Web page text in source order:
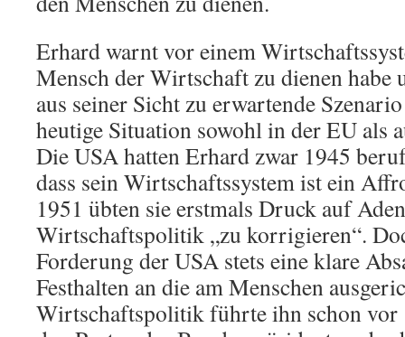
Erhard warnt vor einem
Mensch der Wirtschaft zu dienen habe
aus seiner Sicht zu erwartende
heutige Situation sowohl in der EU als
Die USA hatten Erhard zwar 1945
dass sein Wirtschaftssystem ist ein
1951 übten sie erstmals Druck auf
Wirtschaftspolitik „zu korrigieren“.
Forderung der USA stets eine klare
Festhalten an die am Menschen
Wirtschaftspolitik führte ihn schon vor